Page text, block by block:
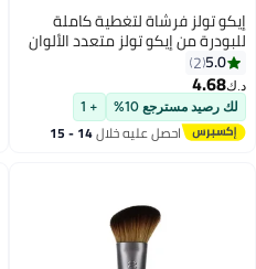
إيكو تولز فرشاة لتغطية كاملة
للبودرة من إيكو تولز متعدد الألوان
5.0
2
د.ك‏4.68
لك رصيد مسترجع 10% + 1
احصل عليه خلال 14 - 15